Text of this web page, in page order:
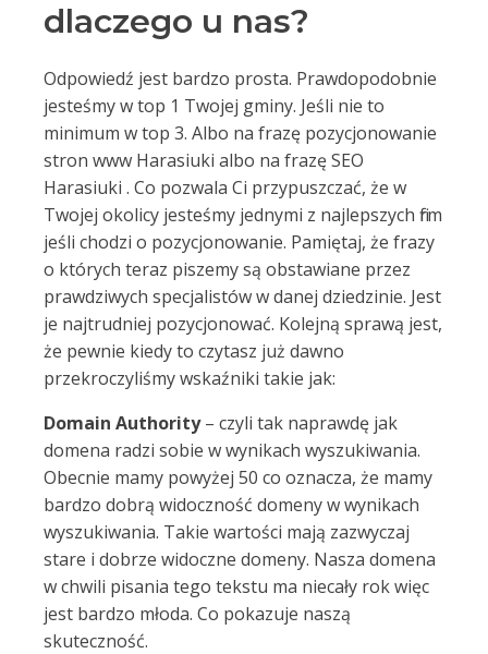
dlaczego u nas?
Odpowiedź jest bardzo prosta. Prawdopodobnie
jesteśmy w top 1 Twojej gminy. Jeśli nie to
minimum w top 3. Albo na frazę pozycjonowanie
stron www Harasiuki albo na frazę SEO
Harasiuki . Co pozwala Ci przypuszczać, że w
Twojej okolicy jesteśmy jednymi z najlepszych firm
jeśli chodzi o pozycjonowanie. Pamiętaj, że frazy
o których teraz piszemy są obstawiane przez
prawdziwych specjalistów w danej dziedzinie. Jest
je najtrudniej pozycjonować. Kolejną sprawą jest,
że pewnie kiedy to czytasz już dawno
przekroczyliśmy wskaźniki takie jak:
Domain Authority– czyli tak naprawdę jak
domena radzi sobie w wynikach wyszukiwania.
Obecnie mamy powyżej 50 co oznacza, że mamy
bardzo dobrą widoczność domeny w wynikach
wyszukiwania. Takie wartości mają zazwyczaj
stare i dobrze widoczne domeny. Nasza domena
w chwili pisania tego tekstu ma niecały rok więc
jest bardzo młoda. Co pokazuje naszą
skuteczność.